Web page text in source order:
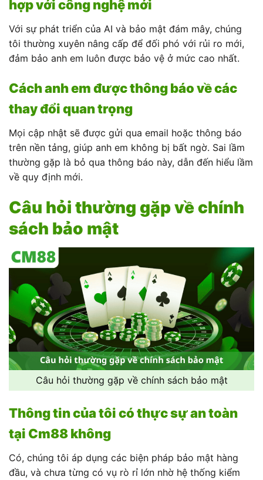
hợp với công nghệ mới
Với sự phát triển của AI và bảo mật đám mây, chúng
tôi thường xuyên nâng cấp để đối phó với rủi ro mới,
đảm bảo anh em luôn được bảo vệ ở mức cao nhất.
Cách anh em được thông báo về các
thay đổi quan trọng
Mọi cập nhật sẽ được gửi qua email hoặc thông báo
trên nền tảng, giúp anh em không bị bất ngờ. Sai lầm
thường gặp là bỏ qua thông báo này, dẫn đến hiểu lầm
về quy định mới.
Câu hỏi thường gặp về chính
sách bảo mật
Câu hỏi thường gặp về chính sách bảo mật
Thông tin của tôi có thực sự an toàn
tại Cm88 không
Có, chúng tôi áp dụng các biện pháp bảo mật hàng
đầu, và chưa từng có vụ rò rỉ lớn nhờ hệ thống kiểm